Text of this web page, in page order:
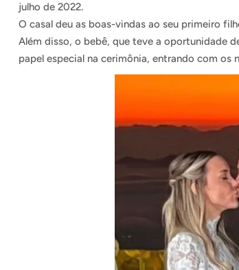
julho de 2022.
O casal deu as boas-vindas ao seu primeiro
Além disso, o bebê, que teve a oportunidade
papel especial na cerimônia, entrando com os